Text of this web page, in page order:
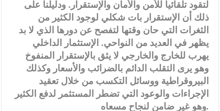
لتقود تلقائيا للأمن والأمان والإستقرار. ودليلنا على
ذلك أن الإستقرار بات شكلي لوجود الكثير من
الثغرات التي حان وقتها لتفصح عن دورها الذي لا بد
يظهر في العديد من النواحي. الإستثمار الداخلي
يهرب للخارج والخارجي لا يثق بالإستقرار المنفوخ
وهو يرى التقلب الدائم بالضرائب والأسعار وكذلك
البيروقراطية ووسائل التكسب من خلال تعقيد
الإجراءات والوعود التي تضطر المستثمر لدفع الكثير
وهو غير ضامن لنجاح مسعاه.